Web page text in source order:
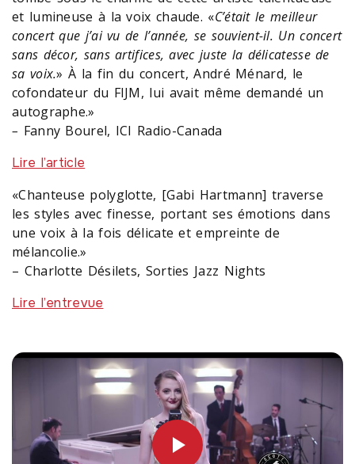
et lumineuse à la voix chaude. «C’était le meilleur
concert que j’ai vu de l’année, se souvient-il. Un concert
sans décor, sans artifices, avec juste la délicatesse de
sa voix.» À la fin du concert, André Ménard, le
cofondateur du FIJM, lui avait même demandé un
autographe.»
– Fanny Bourel, ICI Radio-Canada
Lire l’article
«Chanteuse polyglotte, [Gabi Hartmann] traverse
les styles avec finesse, portant ses émotions dans
une voix à la fois délicate et empreinte de
mélancolie.»
– Charlotte Désilets, Sorties Jazz Nights
Lire l’entrevue